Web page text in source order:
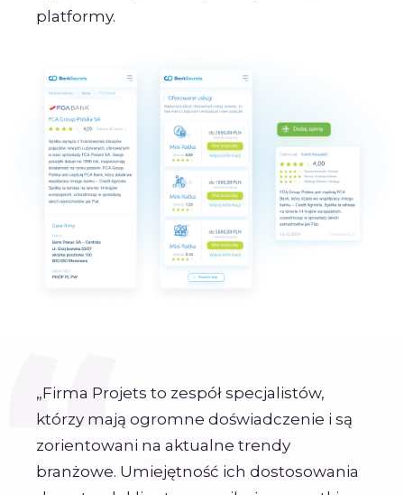
platformy.
Firma Projets to zespół specjalistów,
którzy mają ogromne doświadczenie i są
zorientowani na aktualne trendy
branżowe. Umiejętność ich dostosowania